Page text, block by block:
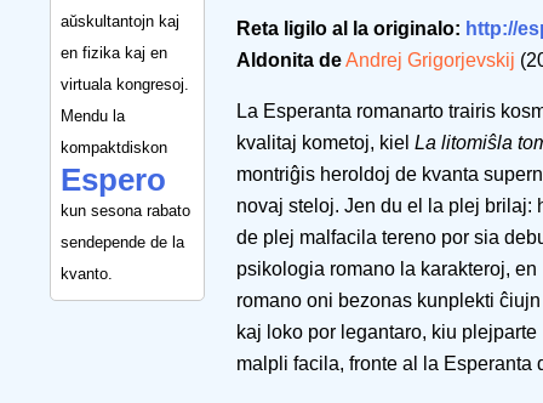
aŭskultantojn kaj
en fizika kaj en
virtuala kongresoj.
Mendu la
kompaktdiskon
Espero
kun sesona rabato
sendepende de la
kvanto.
Reta ligilo al la originalo: http://
Aldonita deAndrej Grigorjevskij
La Esperanta romanarto trairis
kvalitaj kometoj, kiel La litomiŝla
montriĝis heroldoj de kvanta
novaj steloj. Jen du el la plej brilaj:
de plej malfacila tereno por sia
psikologia romano la karakteroj,
romano oni bezonas kunplekti
kaj loko por legantaro, kiu
malpli facila, fronte al la Esperanta